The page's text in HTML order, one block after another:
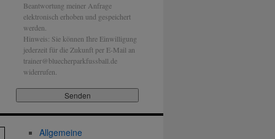
Beantwortung meiner Anfrage
elektronisch erhoben und gespeichert
werden.
Hinweis: Sie können Ihre Einwilligung
jederzeit für die Zukunft per E-Mail an
trainer@bluecherparkfussball.de
widerrufen.
Allgemeine